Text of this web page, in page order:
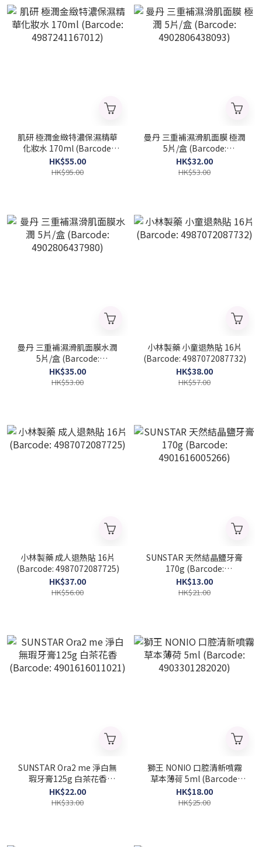
肌研 極潤金緻特濃保濕精華
化妝水 170ml (Barcode:
4987241167012)
HK$55.00
HK$95.00
曼丹 三重補濕滑肌面膜 極潤
5片/盒 (Barcode:
4902806438093)
HK$32.00
HK$53.00
曼丹 三重補濕滑肌面膜水潤
5片/盒 (Barcode:
4902806437980)
HK$35.00
HK$53.00
小林製藥 小童退熱貼 16片
(Barcode: 4987072087732)
HK$38.00
HK$57.00
小林製藥 成人退熱貼 16片
(Barcode: 4987072087725)
HK$37.00
HK$56.00
SUNSTAR 天然結晶鹽牙膏
170g (Barcode:
4901616005266)
HK$13.00
HK$21.00
SUNSTAR Ora2 me 淨白無
瑕牙膏125g 白茶花香
(Barcode: 4901616011021)
HK$22.00
HK$33.00
獅王 NONIO 口腔清新噴霧
草本薄荷 5ml (Barcode:
4903301282020)
HK$18.00
HK$25.00